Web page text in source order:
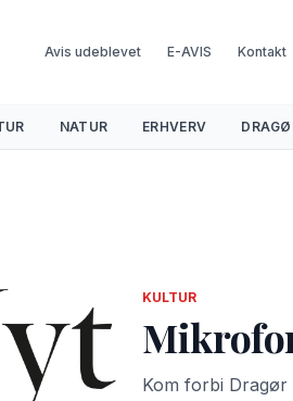
Avis udeblevet E-AVIS Kontakt
NATUR ERHVERV
KULTUR
Kom forbi